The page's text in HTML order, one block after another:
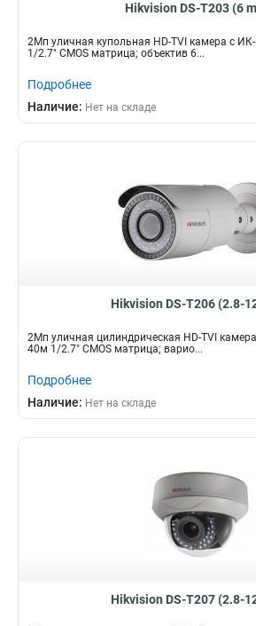
Hikvision DS-T203 (6
2Мп уличная купольная HD-TVI камера с
1/2.7" CMOS матрица; объектив 6...
Подробнее
Наличие: Нет на складе
Hikvision DS-T206 (2.8-
2Мп уличная цилиндрическая HD-TVI
40м 1/2.7" CMOS матрица; варио...
Подробнее
Наличие: Нет на складе
Hikvision DS-T207 (2.8-